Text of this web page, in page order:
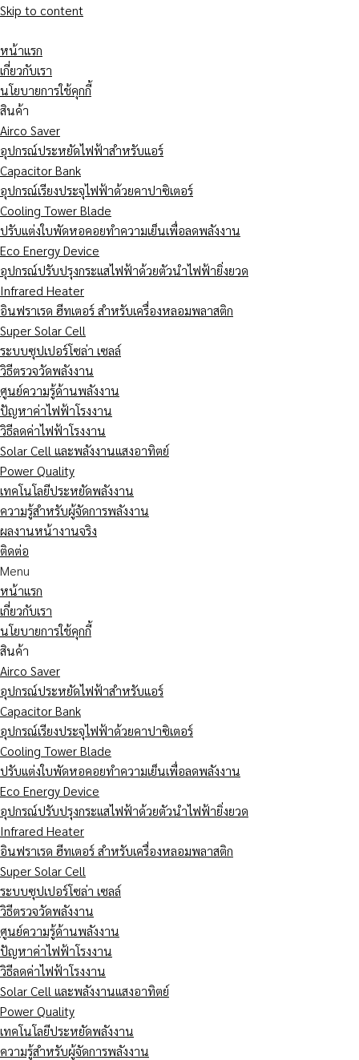
Skip to content
หน้าแรก
เกี่ยวกับเรา
นโยบายการใช้คุกกี้
สินค้า
Airco Saver
อุปกรณ์ประหยัดไฟฟ้าสำหรับแอร์
Capacitor Bank
อุปกรณ์เรียงประจุไฟฟ้าด้วยคาปาซิเตอร์
Cooling Tower Blade
ปรับแต่งใบพัดหอคอยทำความเย็นเพื่อลดพลังงาน
Eco Energy Device
อุปกรณ์ปรับปรุงกระแสไฟฟ้าด้วยตัวนำไฟฟ้ายิ่งยวด
Infrared Heater
อินฟราเรด ฮีทเตอร์ สำหรับเครื่องหลอมพลาสติก
Super Solar Cell
ระบบซุปเปอร์โซล่า เซลล์
วิธีตรวจวัดพลังงาน
ศูนย์ความรู้ด้านพลังงาน
ปัญหาค่าไฟฟ้าโรงงาน
วิธีลดค่าไฟฟ้าโรงงาน
Solar Cell และพลังงานแสงอาทิตย์
Power Quality
เทคโนโลยีประหยัดพลังงาน
ความรู้สำหรับผู้จัดการพลังงาน
ผลงานหน้างานจริง
ติดต่อ
Menu
หน้าแรก
เกี่ยวกับเรา
นโยบายการใช้คุกกี้
สินค้า
Airco Saver
อุปกรณ์ประหยัดไฟฟ้าสำหรับแอร์
Capacitor Bank
อุปกรณ์เรียงประจุไฟฟ้าด้วยคาปาซิเตอร์
Cooling Tower Blade
ปรับแต่งใบพัดหอคอยทำความเย็นเพื่อลดพลังงาน
Eco Energy Device
อุปกรณ์ปรับปรุงกระแสไฟฟ้าด้วยตัวนำไฟฟ้ายิ่งยวด
Infrared Heater
อินฟราเรด ฮีทเตอร์ สำหรับเครื่องหลอมพลาสติก
Super Solar Cell
ระบบซุปเปอร์โซล่า เซลล์
วิธีตรวจวัดพลังงาน
ศูนย์ความรู้ด้านพลังงาน
ปัญหาค่าไฟฟ้าโรงงาน
วิธีลดค่าไฟฟ้าโรงงาน
Solar Cell และพลังงานแสงอาทิตย์
Power Quality
เทคโนโลยีประหยัดพลังงาน
ความรู้สำหรับผู้จัดการพลังงาน